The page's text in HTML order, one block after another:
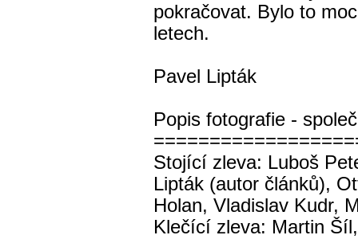
pokračovat. Bylo to
letech.
Pavel Lipták
Popis fotografie -
Stojící zleva: Luboš
Lipták (autor článků),
Holan, Vladislav Kudr,
Klečící zleva: Martin